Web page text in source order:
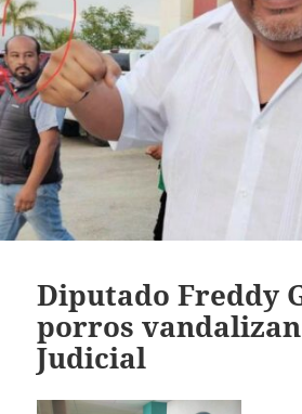
Diputado Freddy
porros
Judicial